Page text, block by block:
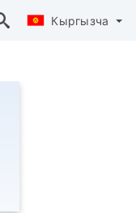
Кыргызча